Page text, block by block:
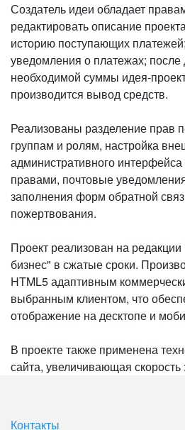
Создатель идеи обладает
редактировать описание
историю поступающих
уведомления о платежах; после
необходимой суммы идея-
производится вывод средств.
Реализованы разделение прав
группам и ролям, настройка
административного интерфейса
правами, почтовые
заполнения форм обратной
пожертвования.
Проект реализован на
бизнес" в сжатые сроки.
HTML5 адаптивным
выбранным клиентом, что
отображение на десктопе и
В проекте также применена
сайта, увеличивающая скорость
Контакты